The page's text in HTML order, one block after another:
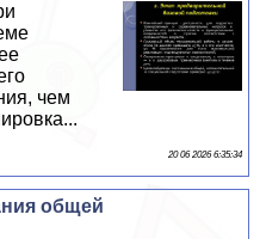
чем
20 06 2026 6:35:34
общей